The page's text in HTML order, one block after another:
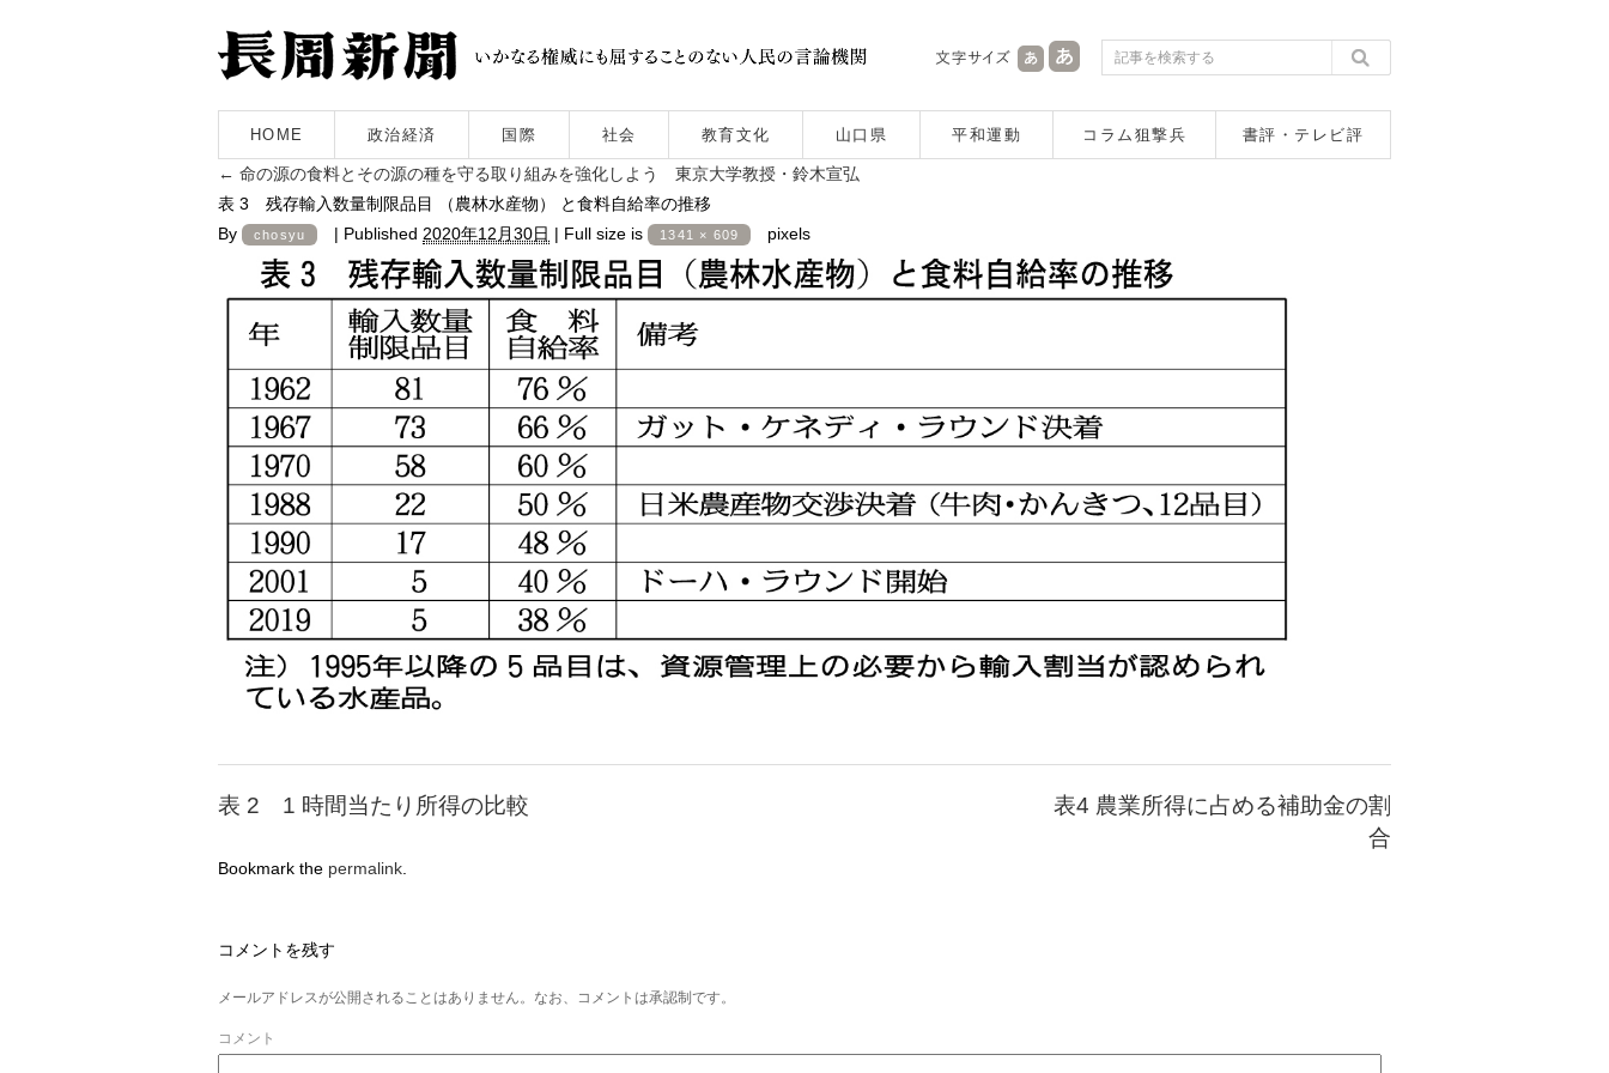
HOME 政治経済 国際 社会 教育文化 山口県 平和運動 コラム狙撃兵 書評・テレビ評
← 命の源の食料とその源の種を守る取り組みを強化しよう 東京大学教授・鈴木宣弘
表 3 残存輸入数量制限品目 （農林水産物） と食料自給率の推移
By
chosyu | Published 2020年12月30日 | Full size is 1341 × 609 pixels
表 2 1 時間当たり所得の比較
表4 農業所得に占める補助金の割
合
Bookmark the permalink
コメントを残す
メールアドレスが公開されることはありません。なお、コメントは承認制です。
コメント